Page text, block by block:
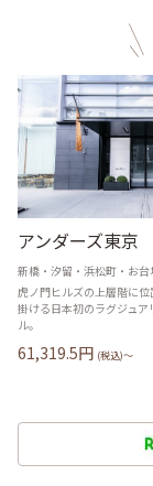
アンダーズ東京
新橋・汐留・浜松町・お台
虎ノ門ヒルズの上層階に
掛ける日本初のラグジュ
ル。
61,319.5円 (税込)〜